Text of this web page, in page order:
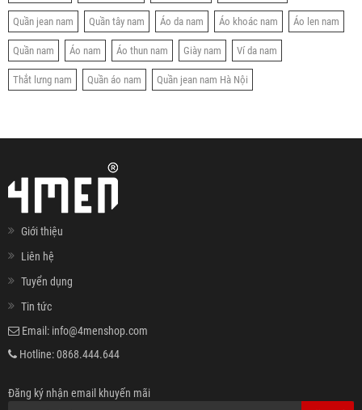
Quần jean nam Quần tây nam Áo da nam Áo khoác nam Áo len nam
Quần nam Áo nam Áo thun nam Giày nam Ví da nam
Thắt lưng nam Quần áo nam Quần jean nam Hà Nội
Giới thiệu
Liên hệ
Tuyển dụng
Tin tức
Email: info@4menshop.com
Hotline:0868.444.644
Đăng ký nhận email khuyến mãi